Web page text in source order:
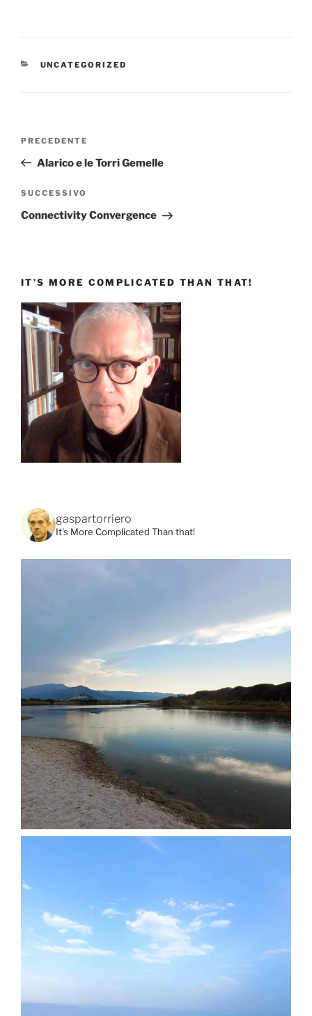
CATEGORIE
UNCATEGORIZED
Articolo
precedente:
PRECEDENTE
Alarico e le Torri Gemelle
Articolo
successivo
SUCCESSIVO
Connectivity Convergence
IT’S MORE COMPLICATED THAN THAT!
gaspartorriero
It's More Complicated Than that!